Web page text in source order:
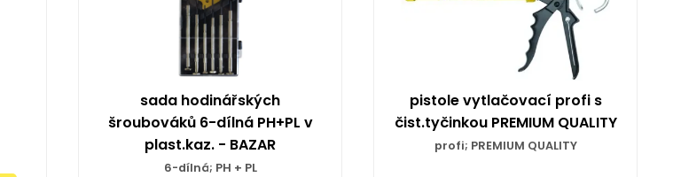
sada hodinářských
šroubováků 6-dílná PH+PL v
plast.kaz. - BAZAR
6-dílná; PH + PL
pistole vytlačovací profi s
čist.tyčinkou PREMIUM QUALITY
profi; PREMIUM QUALITY